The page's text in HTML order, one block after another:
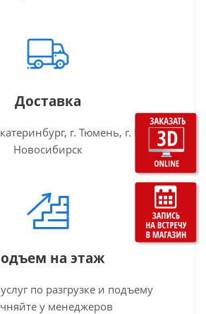
Доставка
г. Тюмень, г. Пермь, г.
Новосибирск
на этаж
по разгрузке и подъему
у менеджеров